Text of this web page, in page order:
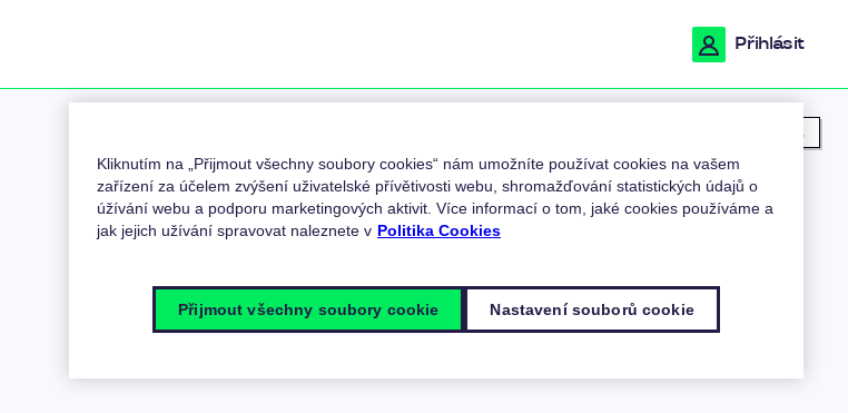
Přihlásit
Moje poloha
Kliknutím na „Přijmout všechny soubory cookies“ nám umožníte používat cookies na vašem
zařízení za účelem zvýšení uživatelské přívětivosti webu, shromažďování statistických údajů o
úžívání webu a podporu marketingových aktivit. Více informací o tom, jaké cookies používáme a
jak jejich užívání spravovat naleznete v Politika Cookies
Nastavení souborů cookie
Přijmout všechny soubory cookie